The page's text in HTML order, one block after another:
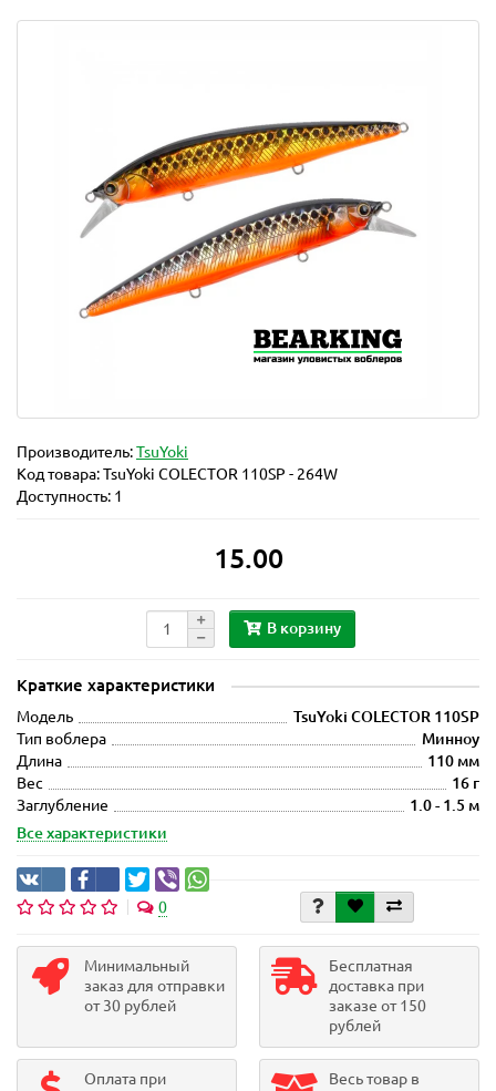
Производитель:TsuYoki
Код товара:TsuYoki COLECTOR 110SP - 264W
Доступность: 1
15.00
В корзину
Краткие характеристики
Модель
TsuYoki COLECTOR 110SP
Тип воблера
Минноу
Длина
110 мм
Вес
16 г
Заглубление
1.0 - 1.5 м
Все характеристики
0
Минимальный
заказ для отправки
от 30 рублей
Бесплатная
доставка при
заказе от 150
рублей
Оплата при
Весь товар в